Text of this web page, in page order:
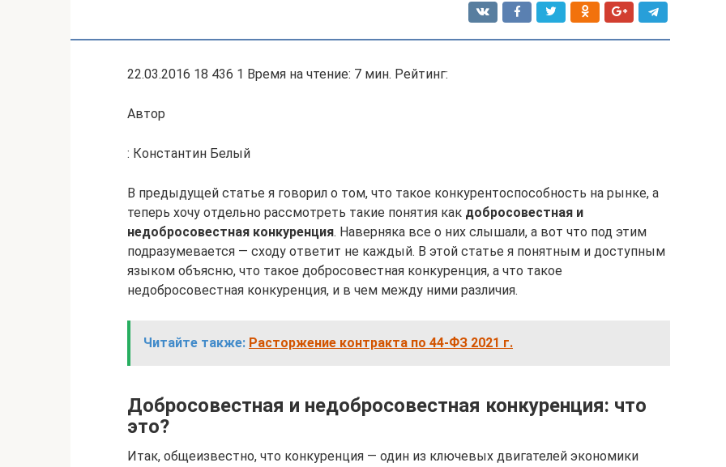
22.03.2016 18 436 1 Время на чтение: 7 мин. Рейтинг:
Автор
: Константин Белый
В предыдущей статье я говорил о том, что такое конкурентоспособность на рынке, а
теперь хочу отдельно рассмотреть такие понятия как добросовестная и
недобросовестная конкуренция. Наверняка все о них слышали, а вот что под этим
подразумевается — сходу ответит не каждый. В этой статье я понятным и доступным
языком объясню, что такое добросовестная конкуренция, а что такое
недобросовестная конкуренция, и в чем между ними различия.
Читайте также: Расторжение контракта по 44-ФЗ 2021 г.
Добросовестная и недобросовестная конкуренция: что
это?
Итак, общеизвестно, что конкуренция — один из ключевых двигателей экономики